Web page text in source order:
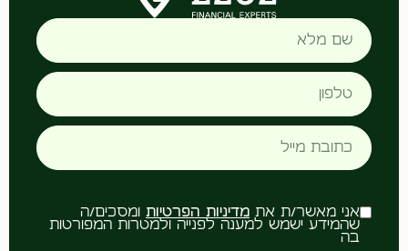
אני מאשר/ת את מדיניות הפרטיות ומסכים/ה
שהמידע ישמש למענה לפנייה ולמטרות המפורטות
בה